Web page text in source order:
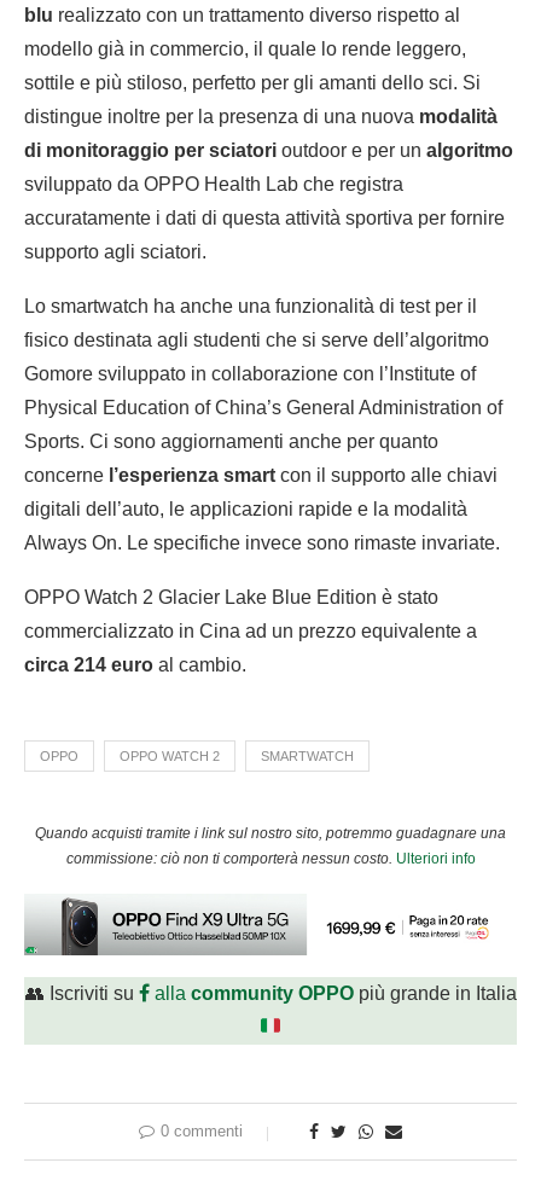
blu realizzato con un trattamento diverso rispetto al
modello già in commercio, il quale lo rende leggero,
sottile e più stiloso, perfetto per gli amanti dello sci. Si
distingue inoltre per la presenza di una nuova modalità
di monitoraggio per sciatori outdoor e per un algoritmo
sviluppato da OPPO Health Lab che registra
accuratamente i dati di questa attività sportiva per fornire
supporto agli sciatori.
Lo smartwatch ha anche una funzionalità di test per il
fisico destinata agli studenti che si serve dell’algoritmo
Gomore sviluppato in collaborazione con l’Institute of
Physical Education of China’s General Administration of
Sports. Ci sono aggiornamenti anche per quanto
concerne l’esperienza smart con il supporto alle chiavi
digitali dell’auto, le applicazioni rapide e la modalità
Always On. Le specifiche invece sono rimaste invariate.
OPPO Watch 2 Glacier Lake Blue Edition è stato
commercializzato in Cina ad un prezzo equivalente a
circa 214 euro al cambio.
OPPO OPPO WATCH 2 SMARTWATCH
Quando acquisti tramite i link sul nostro sito, potremmo guadagnare una
commissione: ciò non ti comporterà nessun costo. Ulteriori info
👥 Iscriviti su alla community OPPOpiù grande in Italia
0 commenti